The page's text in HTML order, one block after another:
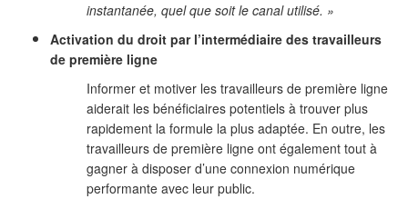
instantanée, quel que soit le canal utilisé. »
Activation du droit par l’intermédiaire des travailleurs
de première ligne
Informer et motiver les travailleurs de première ligne
aiderait les bénéficiaires potentiels à trouver plus
rapidement la formule la plus adaptée. En outre, les
travailleurs de première ligne ont également tout à
gagner à disposer d’une connexion numérique
performante avec leur public.